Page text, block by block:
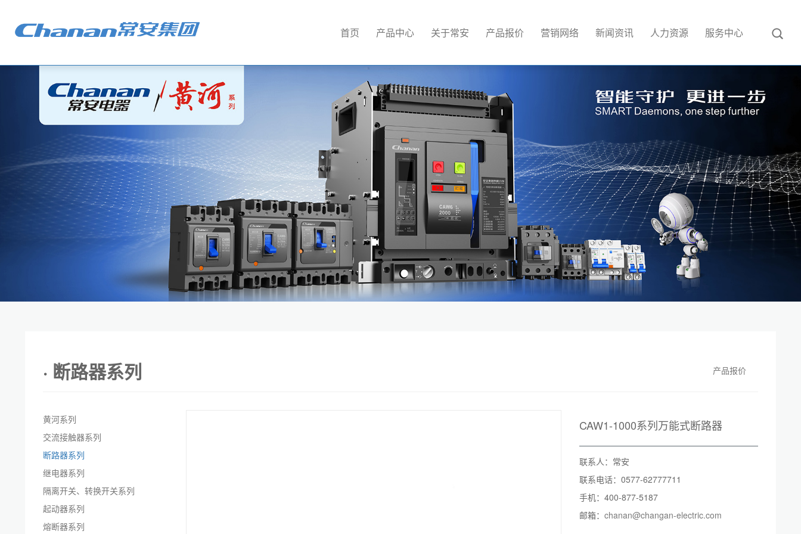
首页 产品中心 关于常安 产品报价 营销网络 新闻资讯 人力资源 服务中心
· 断路器系列 产品报价
黄河系列
交流接触器系列
断路器系列
继电器系列
隔离开关、转换开关系列
起动器系列
熔断器系列
CAW1-1000系列万能式断路器
联系人：常安
联系电话：0577-62777711
手机：400-877-5187
邮箱： chanan@changan-electric.com